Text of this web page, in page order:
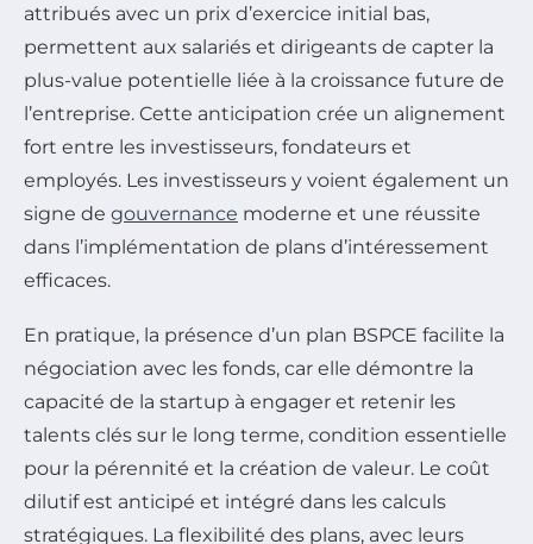
attribués avec un prix d’exercice initial bas,
permettent aux salariés et dirigeants de capter la
plus-value potentielle liée à la croissance future de
l’entreprise. Cette anticipation crée un alignement
fort entre les investisseurs, fondateurs et
employés. Les investisseurs y voient également un
signe de gouvernance moderne et une réussite
dans l’implémentation de plans d’intéressement
efficaces.
En pratique, la présence d’un plan BSPCE facilite la
négociation avec les fonds, car elle démontre la
capacité de la startup à engager et retenir les
talents clés sur le long terme, condition essentielle
pour la pérennité et la création de valeur. Le coût
dilutif est anticipé et intégré dans les calculs
stratégiques. La flexibilité des plans, avec leurs